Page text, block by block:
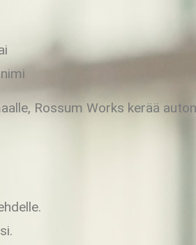
Rossum Works kerää